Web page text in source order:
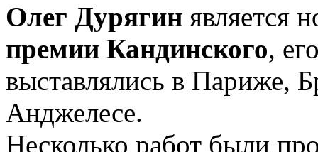
Олег Дурягин является
премии Кандинского,
выставлялись в Париже,
Анджелесе.
Несколько работ были